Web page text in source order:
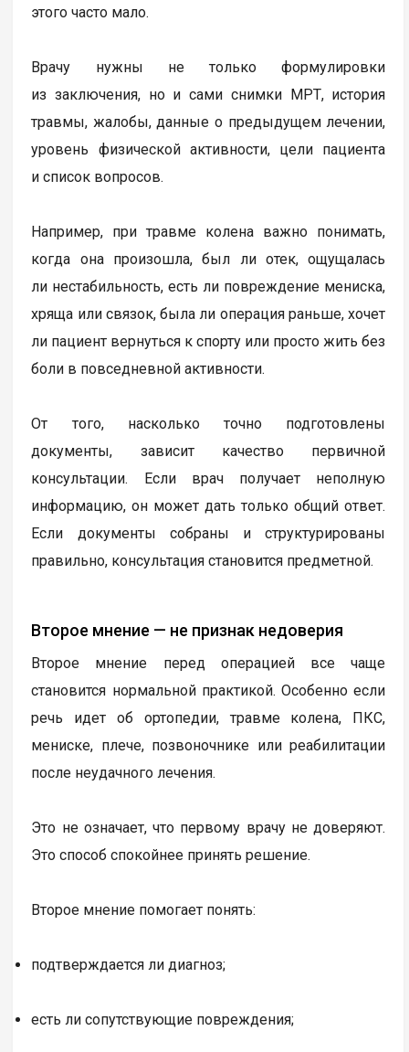
этого часто мало.
Врачу нужны не только формулировки
из заключения, но и сами снимки МРТ, история
травмы, жалобы, данные о предыдущем лечении,
уровень физической активности, цели пациента
и список вопросов.
Например, при травме колена важно понимать,
когда она произошла, был ли отек, ощущалась
ли нестабильность, есть ли повреждение мениска,
хряща или связок, была ли операция раньше, хочет
ли пациент вернуться к спорту или просто жить без
боли в повседневной активности.
От того, насколько точно подготовлены
документы, зависит качество первичной
консультации. Если врач получает неполную
информацию, он может дать только общий ответ.
Если документы собраны и структурированы
правильно, консультация становится предметной.
Второе мнение — не признак недоверия
Второе мнение перед операцией все чаще
становится нормальной практикой. Особенно если
речь идет об ортопедии, травме колена, ПКС,
мениске, плече, позвоночнике или реабилитации
после неудачного лечения.
Это не означает, что первому врачу не доверяют.
Это способ спокойнее принять решение.
Второе мнение помогает понять:
подтверждается ли диагноз;
есть ли сопутствующие повреждения;